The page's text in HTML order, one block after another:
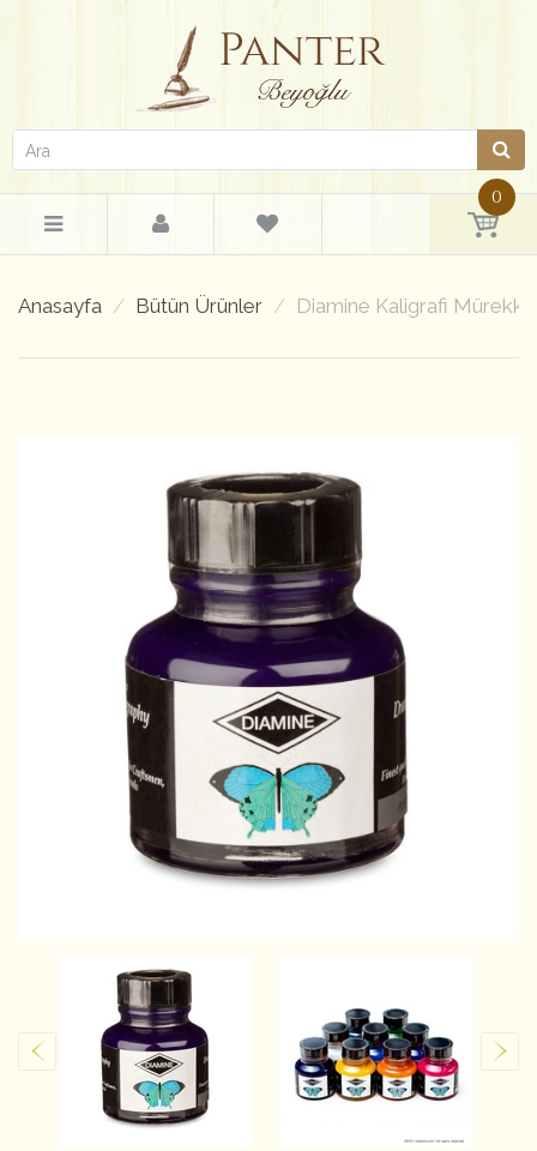
0
Anasayfa Bütün Ürünler Diamine Kaligrafi